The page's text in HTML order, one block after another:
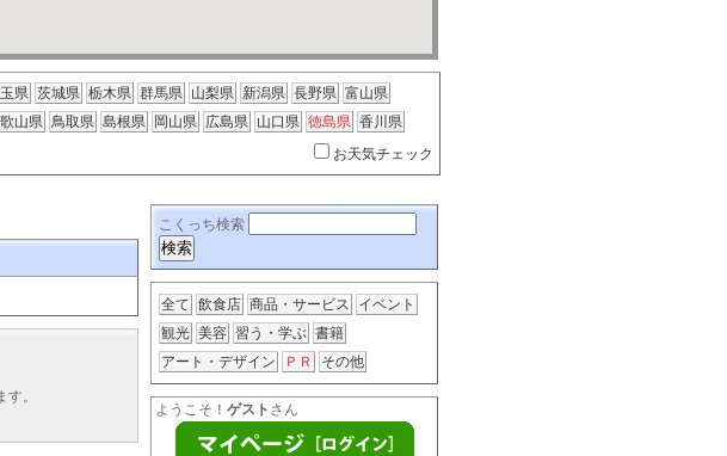
県 茨城県 栃木県 群馬県 山梨県 新潟県 長野県 富山県
山県 鳥取県 島根県 岡山県 広島県 山口県 徳島県 香川県
お天気チェック
。
こくっち検索
全て 飲食店 商品・サービス
イベント
観光 美容 習う・学ぶ 書籍
アート・デザイン
ＰＲ その他
ようこそ！ ゲスト さん